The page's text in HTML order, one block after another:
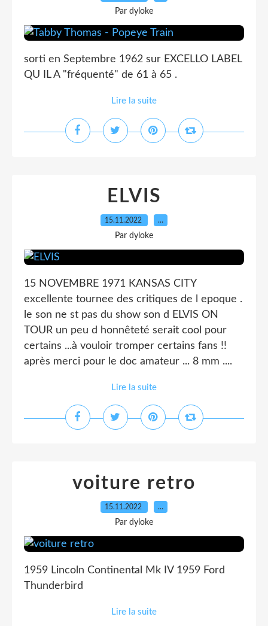
Par dyloke
sorti en Septembre 1962 sur EXCELLO LABEL
QU IL A "fréquenté" de 61 à 65 .
Lire la suite
ELVIS
15.11.2022 …
Par dyloke
15 NOVEMBRE 1971 KANSAS CITY
excellente tournee des critiques de l epoque .
le son ne st pas du show son d ELVIS ON
TOUR un peu d honnêteté serait cool pour
certains ...à vouloir tromper certains fans !!
après merci pour le doc amateur ... 8 mm ....
Lire la suite
voiture retro
15.11.2022 …
Par dyloke
1959 Lincoln Continental Mk IV 1959 Ford
Thunderbird
Lire la suite